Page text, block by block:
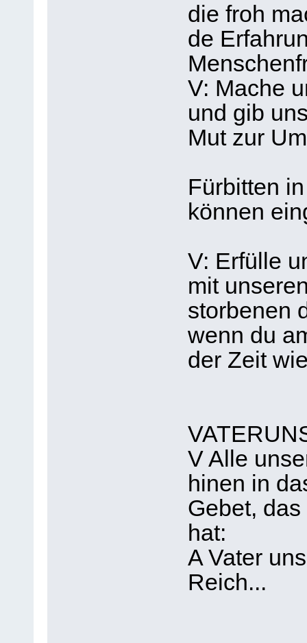
die froh
de
V: Mache
und gib
Mut zur
Fürbitten
können
V: Erfülle
mit
storbenen
wenn du
der Zeit
V Alle
hinen in
Gebet,
hat:
A Vater
Reich...